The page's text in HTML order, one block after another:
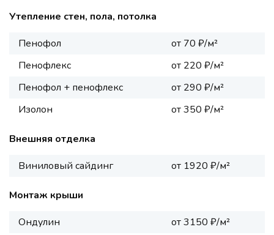
Утепление стен, пола, потолка
Пенофол
от 70 ₽/м²
Пенофлекс
от 220 ₽/м²
Пенофол + пенофлекс
от 290 ₽/м²
Изолон
от 350 ₽/м²
Внешняя отделка
Виниловый сайдинг
от 1920 ₽/м²
Монтаж крыши
Ондулин
от 3150 ₽/м²